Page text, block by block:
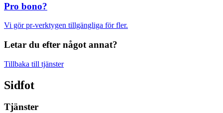
Pro bono?
Vi gör pr-verktygen tillgängliga för fler.
Letar du efter något annat?
Tillbaka till tjänster
Sidfot
Tjänster